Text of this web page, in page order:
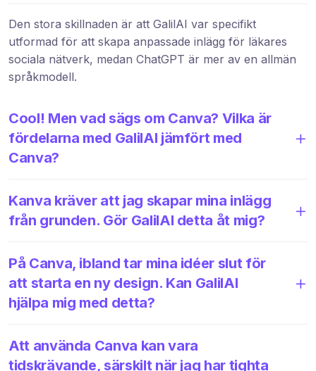
Den stora skillnaden är att GalilAI var specifikt
utformad för att skapa anpassade inlägg för läkares
sociala nätverk, medan ChatGPT är mer av en allmän
språkmodell.
Cool! Men vad sägs om Canva? Vilka är
fördelarna med GalilAI jämfört med
Canva?
Kanva kräver att jag skapar mina inlägg
från grunden. Gör GalilAI detta åt mig?
På Canva, ibland tar mina idéer slut för
att starta en ny design. Kan GalilAI
hjälpa mig med detta?
Att använda Canva kan vara
tidskrävande, särskilt när jag har tighta